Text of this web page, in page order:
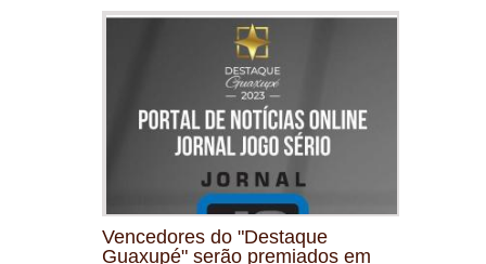
Vencedores do "Destaque
Guaxupé" serão premiados em